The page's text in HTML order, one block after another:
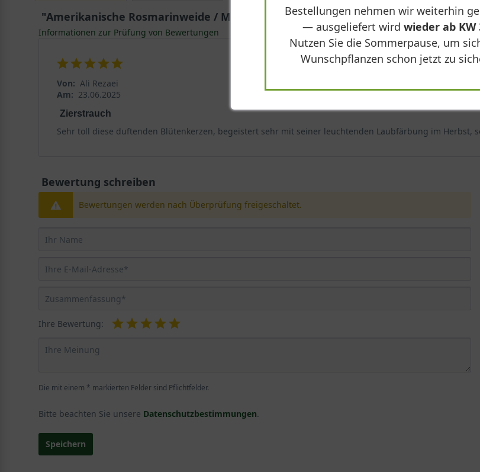
"Amerikanische Rosmarinweide / Moorstrauch - Itea virginica"
Informationen zur Prüfung von Bewertungen
Von: Ali Rezaei
Am: 23.06.2025
Zierstrauch
Sehr toll diese duftenden Blütenkerzen, begeistert sehr mit seiner leuchtenden Laubfärbung im Herbst,
Bewertung schreiben
Bewertungen werden nach Überprüfung freigeschaltet.
Ihre Bewertung:
Die mit einem * markierten Felder sind Pflichtfelder.
Bitte beachten Sie unsere Datenschutzbestimmungen.
Speichern
Bestellungen nehmen wir weiterhin
— ausgeliefert wird wieder ab KW
Nutzen Sie die Sommerpause, um
Wunschpflanzen schon jetzt zu